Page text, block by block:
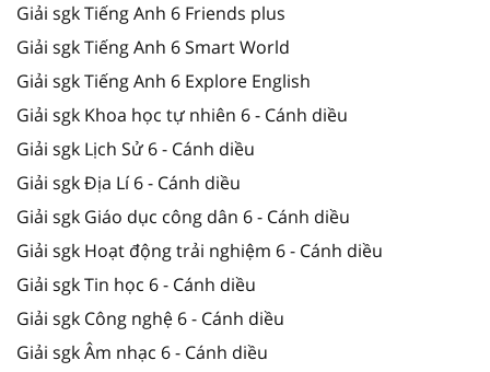
Giải sgk Tiếng Anh 6 Friends plus
Giải sgk Tiếng Anh 6 Smart World
Giải sgk Tiếng Anh 6 Explore English
Giải sgk Khoa học tự nhiên 6 - Cánh diều
Giải sgk Lịch Sử 6 - Cánh diều
Giải sgk Địa Lí 6 - Cánh diều
Giải sgk Giáo dục công dân 6 - Cánh diều
Giải sgk Hoạt động trải nghiệm 6 - Cánh diều
Giải sgk Tin học 6 - Cánh diều
Giải sgk Công nghệ 6 - Cánh diều
Giải sgk Âm nhạc 6 - Cánh diều